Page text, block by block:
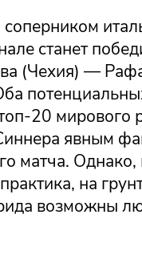
станет
(Чехия) —
20 мирового
явным
матча. Однако,
на
возможны